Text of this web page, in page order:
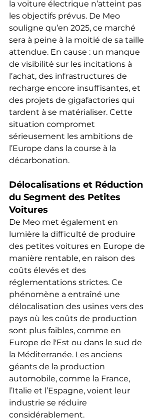
la voiture électrique n’atteint pas
les objectifs prévus. De Meo
souligne qu’en 2025, ce marché
sera à peine à la moitié de sa taille
attendue. En cause : un manque
de visibilité sur les incitations à
l’achat, des infrastructures de
recharge encore insuffisantes, et
des projets de gigafactories qui
tardent à se matérialiser. Cette
situation compromet
sérieusement les ambitions de
l’Europe dans la course à la
décarbonation.
Délocalisations et Réduction
du Segment des Petites
Voitures
De Meo met également en
lumière la difficulté de produire
des petites voitures en Europe de
manière rentable, en raison des
coûts élevés et des
réglementations strictes. Ce
phénomène a entraîné une
délocalisation des usines vers des
pays où les coûts de production
sont plus faibles, comme en
Europe de l'Est ou dans le sud de
la Méditerranée. Les anciens
géants de la production
automobile, comme la France,
l’Italie et l’Espagne, voient leur
industrie se réduire
considérablement.